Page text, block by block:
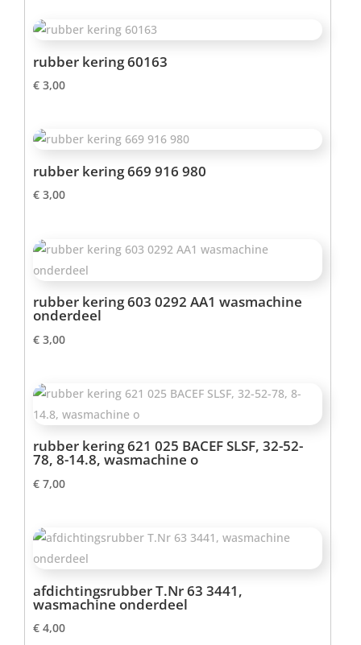
rubber kering 60163
€ 3,00
rubber kering 669 916 980
€ 3,00
rubber kering 603 0292 AA1 wasmachine
onderdeel
€ 3,00
rubber kering 621 025 BACEF SLSF, 32-52-
78, 8-14.8, wasmachine o
€ 7,00
afdichtingsrubber T.Nr 63 3441,
wasmachine onderdeel
€ 4,00